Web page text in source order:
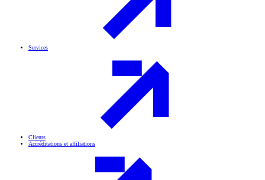
Services
Clients
Accréditations et affiliations